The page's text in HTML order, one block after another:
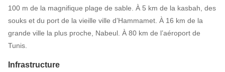
100 m de la magnifique plage de sable. À 5 km de la kasbah, des
souks et du port de la vieille ville d’Hammamet. À 16 km de la
grande ville la plus proche, Nabeul. À 80 km de l’aéroport de
Tunis.
Infrastructure